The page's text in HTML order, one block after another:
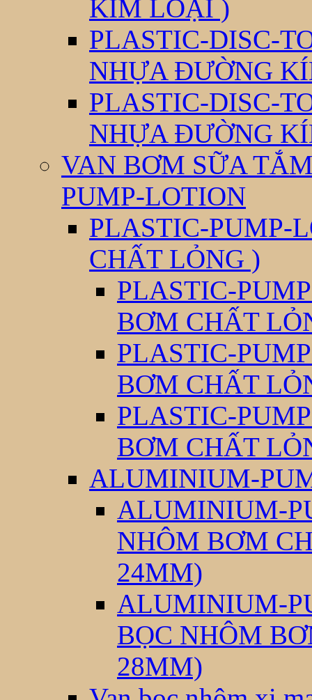
KIM LOẠI )
PLASTIC-DISC-
NHỰA ĐƯỜNG
PLASTIC-DISC-
NHỰA ĐƯỜNG
VAN BƠM SỮA
PUMP-LOTION
PLASTIC-PUMP-
CHẤT LỎNG )
PLASTIC-
BƠM CHẤT
PLASTIC-
BƠM CHẤT
PLASTIC-
BƠM CHẤT
ALUMINIUM-
ALUMINIUM-
NHÔM BƠM
24MM)
ALUMINIUM-
BỌC NHÔM
28MM)